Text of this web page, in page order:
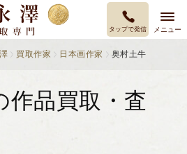
タップで発信 メニュー
買取作家 日本画作家 奥村土牛
作品買取・査